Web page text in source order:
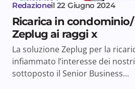
Redazioneil 22 Giugno 2024
Ricarica in
Zeplug ai raggi x
La soluzione Zeplug per la
infiammato l’interesse dei
sottoposto il Senior Business…